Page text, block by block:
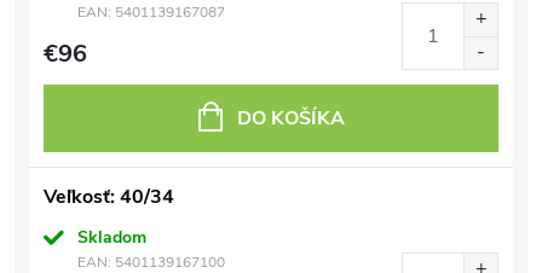
EAN: 5401139167087
€96
DO KOŠÍKA
Veľkosť: 40/34
Skladom
EAN: 5401139167100